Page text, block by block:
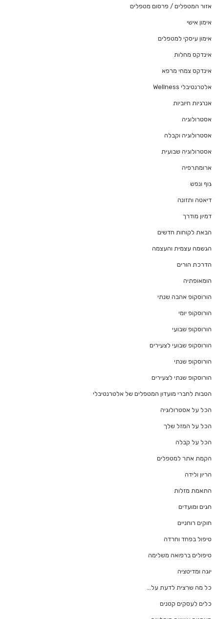
אזור המטפלים / פרסום מטפלים
אימון אישי
אימון עיסקי למטפלים
אינדקס מחלות
אינדקס צמחי מרפא
אלטרנטיבלי Wellness
אנרגיות חיוביות
אסטרולוגיה
אסטרולוגיה וקבלה
אסטרולוגיה שבועית
ארומתרפיה
גוף ונפש
דיאטה ותזונה
דמיון מודרך
הבאת לקוחות חדשים
הגשמה עצמית והעצמה
הדרכת הורים
הומאופתיה
הורוסקופ אהבה שנתי
הורוסקופ יומי
הורוסקופ שבועי
הורוסקופ שבועי לצעירים
הורוסקופ שנתי
הורוסקופ שנתי לצעירים
הטבות לחברי מועדון המטפלים של אלטרנטיבלי
הכל על אסטרולוגיה
הכל על המזל שלך
הכל על קבלה
הקמת אתר למטפלים
הריון ולידה
התאמת מזלות
חגים ומועדים
חוקים רוחניים
טיפול בפחד וחרדה
טיפולים ברפואה משלימה
יוגה ומדיטציה
כל מה שרצית לדעת על…
כלים לעסקים קטנים